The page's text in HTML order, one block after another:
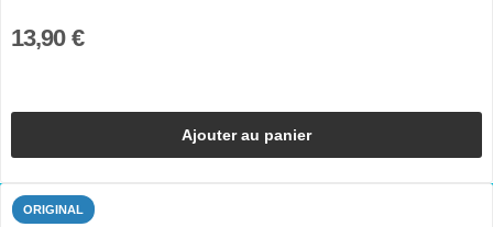
13,90 €
Ajouter au panier
ORIGINAL